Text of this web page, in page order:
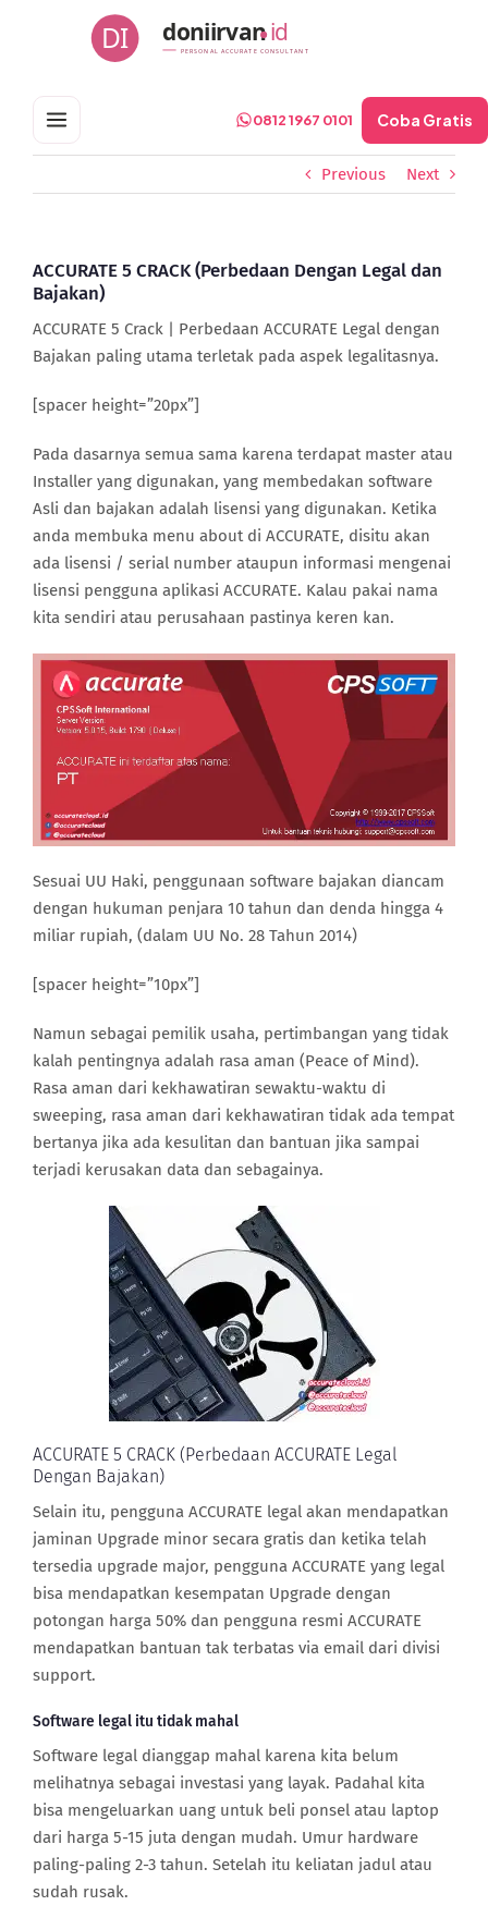
DI doniirvanid
PERSONAL ACCURATE CONSULTANT
0812 1967 0101 Coba Gratis
Previous Next
ACCURATE 5 CRACK (Perbedaan Dengan Legal dan
Bajakan)
ACCURATE 5 Crack | Perbedaan ACCURATE Legal dengan
Bajakan paling utama terletak pada aspek legalitasnya.
[spacer height=”20px”]
Pada dasarnya semua sama karena terdapat master atau
Installer yang digunakan, yang membedakan software
Asli dan bajakan adalah lisensi yang digunakan. Ketika
anda membuka menu about di ACCURATE, disitu akan
ada lisensi / serial number ataupun informasi mengenai
lisensi pengguna aplikasi ACCURATE. Kalau pakai nama
kita sendiri atau perusahaan pastinya keren kan.
Sesuai UU Haki, penggunaan software bajakan diancam
dengan hukuman penjara 10 tahun dan denda hingga 4
miliar rupiah, (dalam UU No. 28 Tahun 2014)
[spacer height=”10px”]
Namun sebagai pemilik usaha, pertimbangan yang tidak
kalah pentingnya adalah rasa aman (Peace of Mind).
Rasa aman dari kekhawatiran sewaktu-waktu di
sweeping, rasa aman dari kekhawatiran tidak ada tempat
bertanya jika ada kesulitan dan bantuan jika sampai
terjadi kerusakan data dan sebagainya.
ACCURATE 5 CRACK (Perbedaan ACCURATE Legal
Dengan Bajakan)
Selain itu, pengguna ACCURATE legal akan mendapatkan
jaminan Upgrade minor secara gratis dan ketika telah
tersedia upgrade major, pengguna ACCURATE yang legal
bisa mendapatkan kesempatan Upgrade dengan
potongan harga 50% dan pengguna resmi ACCURATE
mendapatkan bantuan tak terbatas via email dari divisi
support.
Software legal itu tidak mahal
Software legal dianggap mahal karena kita belum
melihatnya sebagai investasi yang layak. Padahal kita
bisa mengeluarkan uang untuk beli ponsel atau laptop
dari harga 5-15 juta dengan mudah. Umur hardware
paling-paling 2-3 tahun. Setelah itu keliatan jadul atau
sudah rusak.